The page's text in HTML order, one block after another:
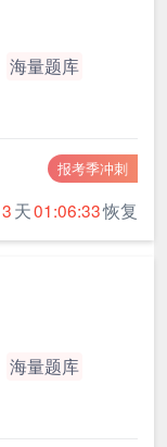
海量题库
报考季冲刺
3天01:06:33恢复
海量题库